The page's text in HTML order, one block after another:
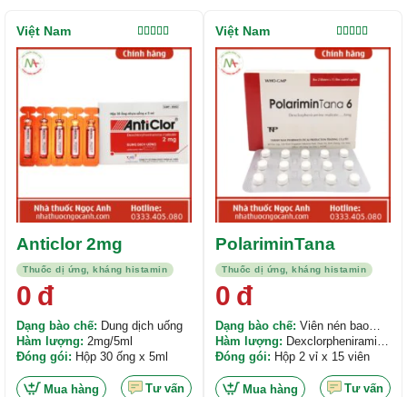
Thuốc dị ứng, kháng histamin
Anticlor 2mg
Được xếp
hạng5.00
0 đ
Dạng bào chế: Dung dịch uống
Hàm lượng: 2mg/5ml
Đóng gói: Hộp 30 ống x 5ml
Mua hàng Tư vấn
Việt Nam
Thuốc dị ứng, kháng histamin
PolariminTana
Được xếp
hạng5.00
sao
0 đ
Dạng bào chế: Viên nén bao
phim
Hàm lượng: Dexclorpheniramin
maleat 6mg
Đóng gói: Hộp 2 vỉ x 15 viên
Mua hàng Tư vấn
Việt Nam